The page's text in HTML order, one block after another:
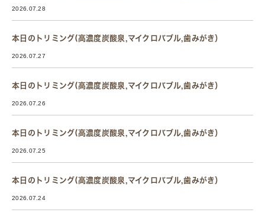
2026.07.28
本日のトリミング(高濃度炭酸泉,マイクロバブル,歯みがき）
2026.07.27
本日のトリミング(高濃度炭酸泉,マイクロバブル,歯みがき）
2026.07.26
本日のトリミング(高濃度炭酸泉,マイクロバブル,歯みがき）
2026.07.25
本日のトリミング(高濃度炭酸泉,マイクロバブル,歯みがき）
2026.07.24